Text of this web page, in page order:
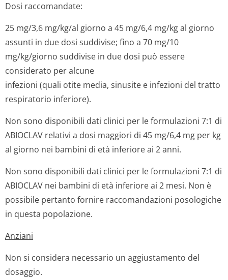
Dosi raccomandate:
25 mg/3,6 mg/kg/al giorno a 45 mg/6,4 mg/kg al giorno
assunti in due dosi suddivise; fino a 70 mg/10
mg/kg/giorno suddivise in due dosi può essere
considerato per alcune
infezioni (quali otite media, sinusite e infezioni del tratto
respiratorio inferiore).
Non sono disponibili dati clinici per le formulazioni 7:1 di
ABIOCLAV relativi a dosi maggiori di 45 mg/6,4 mg per kg
al giorno nei bambini di età inferiore ai 2 anni.
Non sono disponibili dati clinici per le formulazioni 7:1 di
ABIOCLAV nei bambini di età inferiore ai 2 mesi. Non è
possibile pertanto fornire raccomandazioni posologiche
in questa popolazione.
Anziani
Non si considera necessario un aggiustamento del
dosaggio.